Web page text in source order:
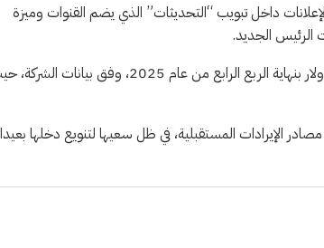
داخل تبويب “التحديثات” الذي يضم القنوات وميزة
الرئيس الجديد.
وسجلت خدمات المراسلة المدفوعة عبر واتساب معدل إيرادات سنوية تجاوز 2 مليار دولار بنهاية الربع الرابع من عام 2025، وفق
الإيرادات المستقبلية، في ظل سعيها لتنويع دخلها بعيدا